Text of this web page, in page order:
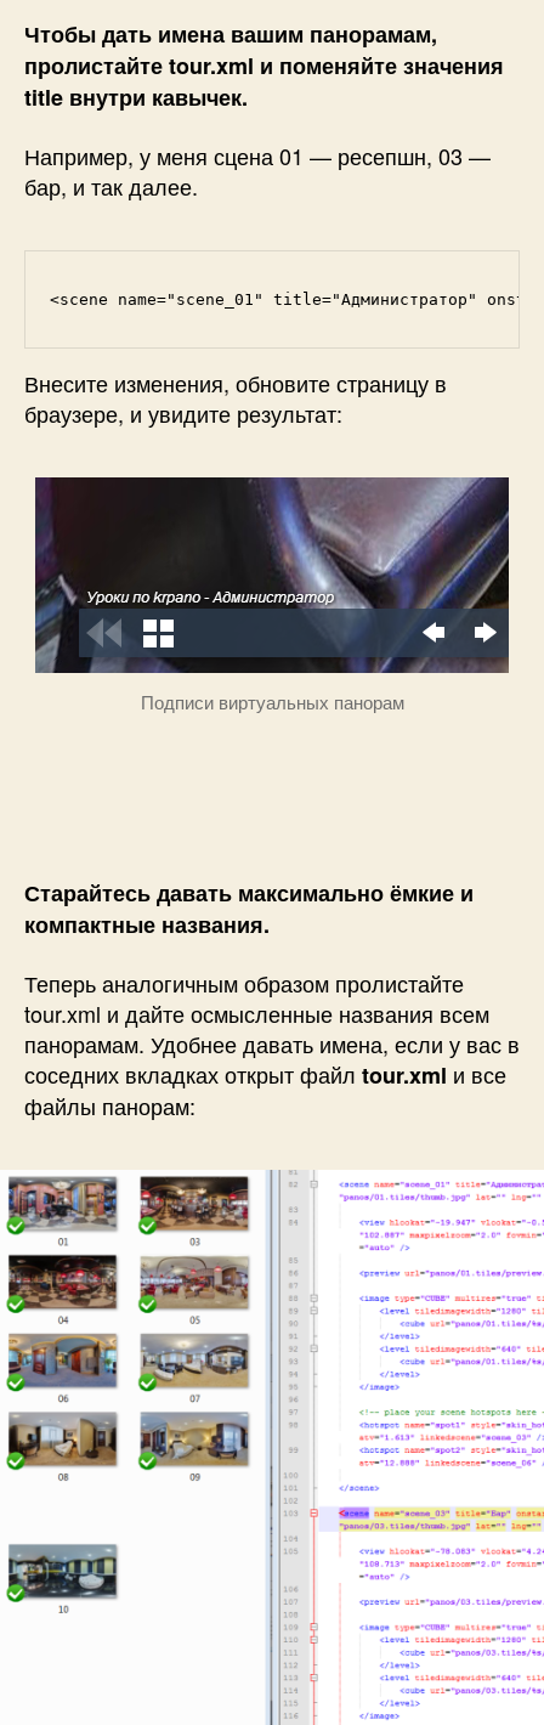
Чтобы дать имена вашим панорамам,
пролистайте tour.xml и поменяйте значения
title внутри кавычек.
Например, у меня сцена 01 — ресепшн, 03 —
бар, и так далее.
<scene name="scene_01" title="Администратор"
Внесите изменения, обновите страницу в
браузере, и увидите результат:
Подписи виртуальных панорам
Старайтесь давать максимально ёмкие и
компактные названия.
Теперь аналогичным образом пролистайте
tour.xml и дайте осмысленные названия всем
панорамам. Удобнее давать имена, если у вас в
соседних вкладках открыт файл tour.xml и все
файлы панорам: